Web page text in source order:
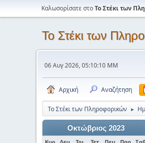
Καλωσορίσατε στοΤο Στέκι των
Το Στέκι των
06 Αυγ 2026, 05:10:10 ΜΜ
Αρχική Αναζήτηση
Το Στέκι των Πληροφορικών ►
Οκτώβριος 2023